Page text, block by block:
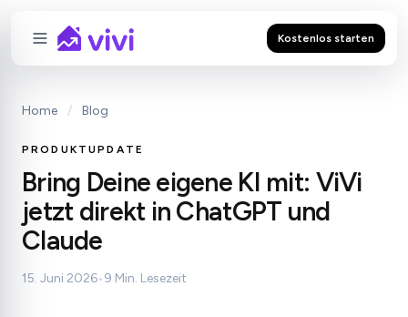
Kostenlos starten
Home / Blog
PRODUKTUPDATE
Bring Deine eigene KI mit: ViVi
jetzt direkt in ChatGPT und
Claude
15. Juni 2026•9 Min. Lesezeit